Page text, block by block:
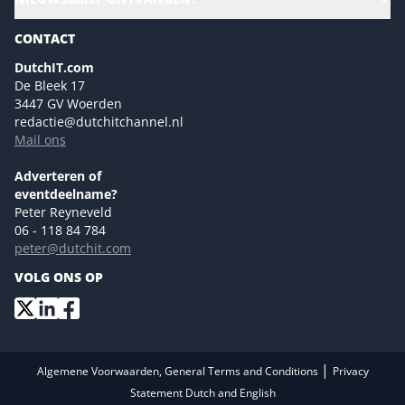
Magazines
Marketingmogelijkheden 2026
Eventmogelijkheden 2026
Advertising opportunities 2026 ENG
Event opportunities 2026 ENG
NL Digital
Versturen
CONTACT
DutchIT.com
De Bleek 17
3447 GV Woerden
redactie@dutchitchannel.nl
Mail ons
Adverteren of
eventdeelname?
Peter Reyneveld
06 - 118 84 784
peter@dutchit.com
VOLG ONS OP
Algemene Voorwaarden, General Terms and Conditions | Privacy
Statement Dutch and English